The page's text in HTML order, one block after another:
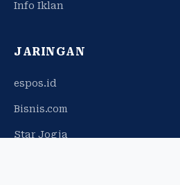
Info Iklan
JARINGAN
espos.id
Bisnis.com
Star Jogja